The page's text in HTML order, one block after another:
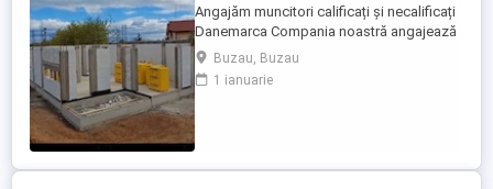
Angajăm muncitori calificați și necalificați
Danemarca Compania noastră angajează
muncitori calificați și necalificați pentru
construcții în Danemarca. Oferim: * Salariu
atractiv, plătit la timp. * Cazare * Contract
Buzau, Buzau
1 ianuarie